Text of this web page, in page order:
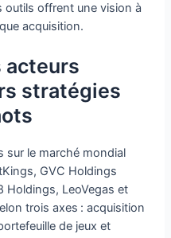
outils offrent une vision à
acquisition.
acteurs
stratégies
sur le marché mondial
GVC Holdings
Holdings, LeoVegas et
trois axes : acquisition
de jeux et